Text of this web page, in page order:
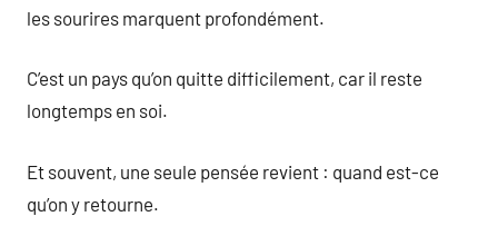
les sourires marquent profondément.
C’est un pays qu’on quitte difficilement, car il reste
longtemps en soi.
Et souvent, une seule pensée revient : quand est-ce
qu’on y retourne.